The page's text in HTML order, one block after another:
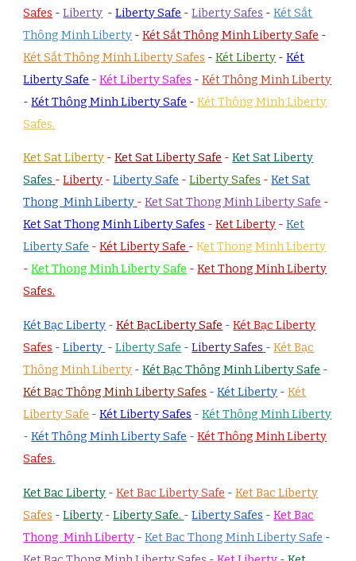
Safes -Liberty -Liberty Safe -Liberty Safes -Két Sắt
Thông Minh Liberty -Két Sắt Thông Minh Liberty Safe -
Két Sắt Thông Minh Liberty Safes -Két Liberty -Két
Liberty Safe -Két Liberty Safes -Két Thông Minh Liberty
-Két Thông Minh Liberty Safe -Két Thông Minh Liberty
Safes.
Ket Sat Liberty -Ket Sat Liberty Safe -Ket Sat Liberty
Safes -Liberty -Liberty Safe -Liberty Safes -Ket Sat
Thong Minh Liberty -Ket Sat Thong Minh Liberty Safe -
Ket Sat Thong Minh Liberty Safes -Ket Liberty -Ket
Liberty Safe -Két Liberty Safe -Ket Thong Minh Liberty
-Ket Thong Minh Liberty Safe -Ket Thong Minh Liberty
Safes.
Két Bạc Liberty -Két BạcLiberty Safe -Két Bạc Liberty
Safes -Liberty -Liberty Safe -Liberty Safes -Két Bạc
Thông Minh Liberty -Két Bạc Thông Minh Liberty Safe -
Két Bạc Thông Minh Liberty Safes -Két Liberty -Két
Liberty Safe -Két Liberty Safes -Két Thông Minh Liberty
-Két Thông Minh Liberty Safe -Két Thông Minh Liberty
Safes.
Ket Bac Liberty -Ket Bac Liberty Safe -Ket Bac Liberty
Safes -Liberty -Liberty Safe. -Liberty Safes -Ket Bac
Thong Minh Liberty -Ket Bac Thong Minh Liberty Safe -